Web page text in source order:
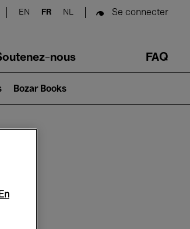
search
EN FR NL Se connecter
nous FAQ
Bozar Books
En